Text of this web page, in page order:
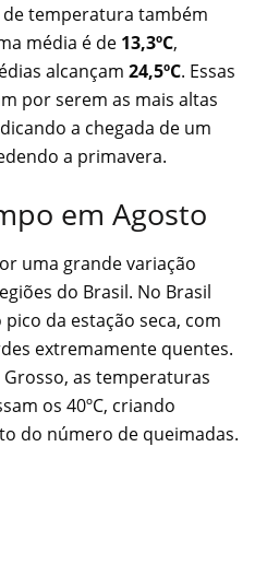
de temperatura também
média é de 13,3ºC,
alcançam 24,5ºC. Essas
por serem as mais altas
a chegada de um
a primavera.
em Agosto
uma grande variação
do Brasil. No Brasil
da estação seca, com
extremamente quentes.
as temperaturas
os 40ºC, criando
do número de queimadas.